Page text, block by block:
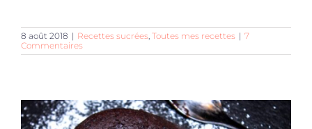
8 août 2018 | Recettes sucrées Toutes mes recettes | 7
Commentaires